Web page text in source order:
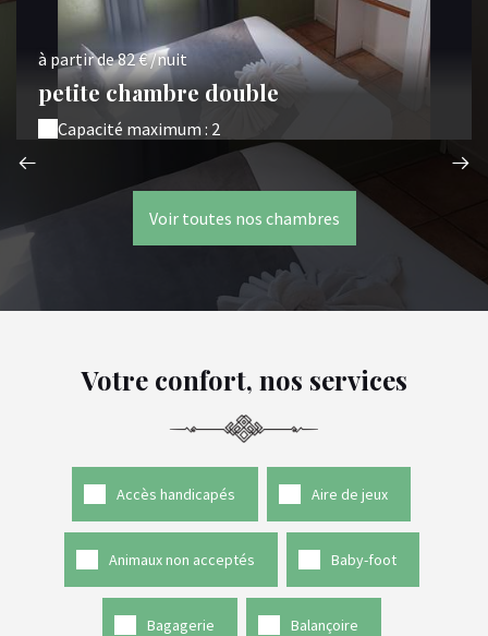
à partir de 82 € /nuit
petite chambre double
Capacité maximum : 2
Voir toutes nos chambres
Votre confort, nos services
Accès handicapés Aire de jeux
Animaux non acceptés Baby-foot
Bagagerie Balançoire